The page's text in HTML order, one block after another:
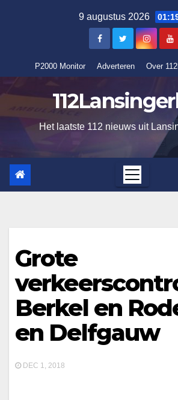
9 augustus 2026
P2000 Monitor Adverteren Over
Het laatste 112 nieuws uit
Grote
Berkel en
en Delfgauw
DEC 1, 2018